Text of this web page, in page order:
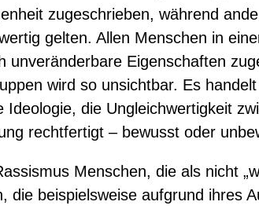
zugeschrieben, während
gelten. Allen Menschen in
unveränderbare Eigenschaften
wird so unsichtbar. Es
Ideologie, die Ungleichwertigkeit
rechtfertigt – bewusst oder
Menschen, die als nicht
die beispielsweise aufgrund ihres